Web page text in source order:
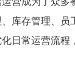
库存管理、
日常运营流